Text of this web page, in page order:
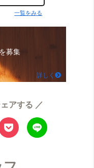
一覧をみる
募集
詳しく
アする ／